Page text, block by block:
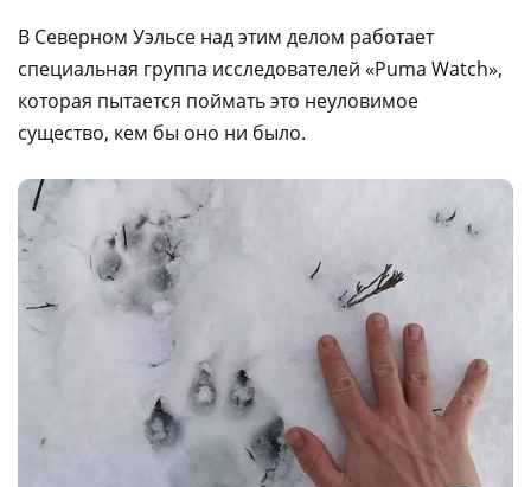
В Северном Уэльсе над этим делом работает
специальная группа исследователей «Puma Watch»,
которая пытается поймать это неуловимое
существо, кем бы оно ни было.